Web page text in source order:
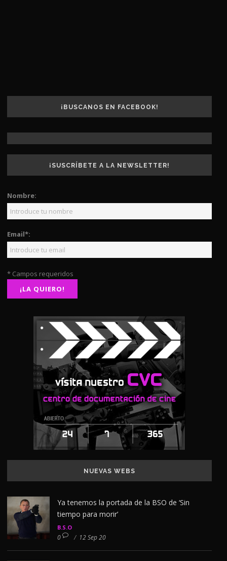
¡BUSCANOS EN FACEBOOK!
¡SUSCRÍBETE A LA NEWSLETTER!
Nombre:
Email*:
* Campos requeridos
NUEVAS WEBS
Ya tenemos la portada de la BSO de ‘Sin
tiempo para morir’
B.S.O
0 / 12 Sep 20